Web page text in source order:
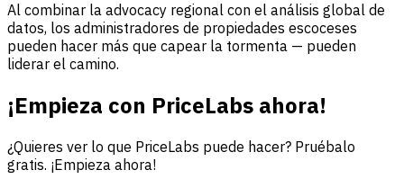
Al combinar la advocacy regional con el análisis global de
datos, los administradores de propiedades escoceses
pueden hacer más que capear la tormenta — pueden
liderar el camino.
¡Empieza con PriceLabs ahora!
¿Quieres ver lo que PriceLabs puede hacer? Pruébalo
gratis. ¡Empieza ahora!